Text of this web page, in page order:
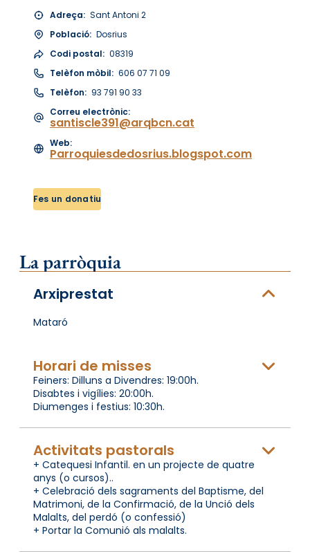
Adreça: Sant Antoni 2
Població: Dosrius
Codi postal: 08319
Telèfon mòbil: 606 07 71 09
Telèfon: 93 791 90 33
Correu electrònic:
santiscle391@arqbcn.cat
Web:
Parroquiesdedosrius.blogspot.com
Fes un donatiu
La parròquia
Arxiprestat
Mataró
Horari de misses
Feiners: Dilluns a Divendres: 19:00h.
Disabtes i vigílies: 20:00h.
Diumenges i festius: 10:30h.
Activitats pastorals
+ Catequesi Infantil. en un projecte de quatre
anys (o cursos)..
+ Celebració dels sagraments del Baptisme, del
Matrimoni, de la Confirmació, de la Unció dels
Malalts, del perdó (o confessió)
+ Portar la Comunió als malalts.